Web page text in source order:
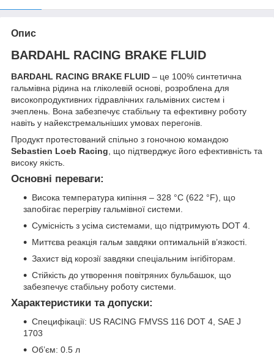
Опис
BARDAHL RACING BRAKE FLUID
BARDAHL RACING BRAKE FLUID – це 100% синтетична
гальмівна рідина на гліколевій основі, розроблена для
високопродуктивних гідравлічних гальмівних систем і
зчеплень. Вона забезпечує стабільну та ефективну роботу
навіть у найекстремальніших умовах перегонів.
Продукт протестований спільно з гоночною командою
Sebastien Loeb Racing, що підтверджує його ефективність та
високу якість.
Основні переваги:
Висока температура кипіння – 328 °C (622 °F), що
запобігає перегріву гальмівної системи.
Сумісність з усіма системами, що підтримують DOT 4.
Миттєва реакція гальм завдяки оптимальній в’язкості.
Захист від корозії завдяки спеціальним інгібіторам.
Стійкість до утворення повітряних бульбашок, що
забезпечує стабільну роботу системи.
Характеристики та допуски:
Специфікації: US RACING FMVSS 116 DOT 4, SAE J
1703
Об’єм: 0.5 л